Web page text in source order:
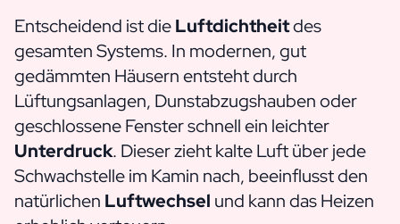
Entscheidend ist dieLuftdichtheitdes
gesamten Systems. In modernen, gut
gedämmten Häusern entsteht durch
Lüftungsanlagen, Dunstabzugshauben oder
geschlossene Fenster schnell ein leichter
Unterdruck. Dieser zieht kalte Luft über jede
Schwachstelle im Kamin nach, beeinflusst den
natürlichen Luftwechsel und kann das Heizen